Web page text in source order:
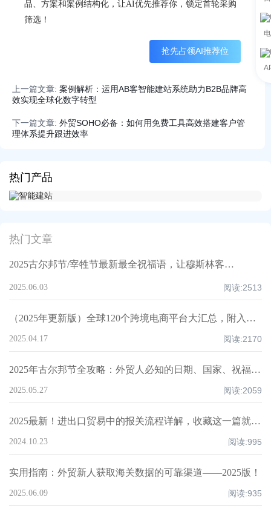
热门产品
热门文章
2025古尔邦节/宰牲节最新最全祝福语，让穆斯林客户记住你！
2025.06.03 阅读:2513
（2025年更新版）全球120个跨境电商平台大汇总，附入驻要求、注册门槛和适合品类！
2025.04.17 阅读:2170
2025年古尔邦节全攻略：外贸人必知的日期、国家、祝福技巧与禁忌清单！
2025.05.27 阅读:2059
2025最新！进出口贸易中的报关流程详解，收藏这一篇就够了！
2024.10.23 阅读:995
实用指南：外贸新人获取海关数据的可靠渠道——2025版！
2025.06.09 阅读:935
品、方案和案例结构化，让AI优先推荐你，锁定首轮采购
筛选！
抢先占领AI推荐位
上一篇文章: 案例解析：运用AB客智能建站系统助力B2B品牌高
效实现全球化数字转型
下一篇文章: 外贸SOHO必备：如何用免费工具高效搭建客户管
理体系提升跟进效率